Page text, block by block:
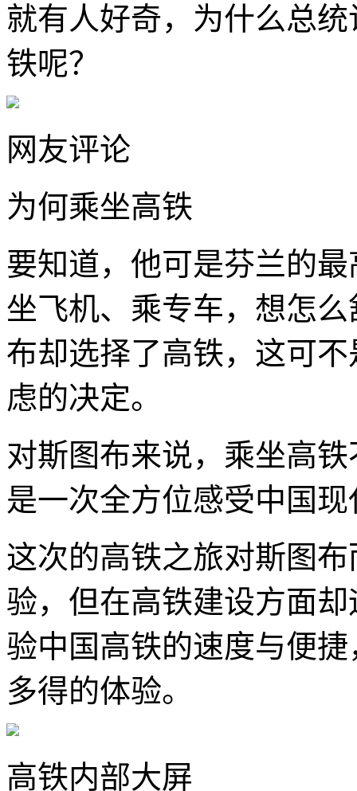
就有人好奇，为什么总
铁呢？
网友评论
为何乘坐高铁
要知道，他可是芬兰的
坐飞机、乘专车，想怎
布却选择了高铁，这可
虑的决定。
对斯图布来说，乘坐高
是一次全方位感受中国
这次的高铁之旅对斯图
验，但在高铁建设方面
验中国高铁的速度与便
多得的体验。
高铁内部大屏